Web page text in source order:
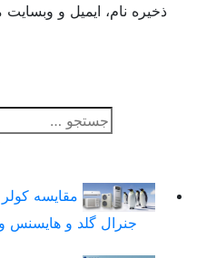
ذخیره نام، ایمیل و وبسایت
جستجو
برای:
مقایسه کولر
جنرال گلد و هایسنس و